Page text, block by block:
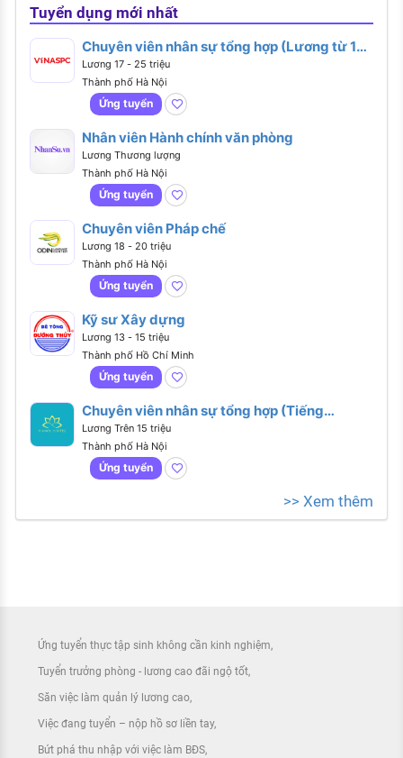
Tuyển dụng mới nhất
Chuyên viên nhân sự tổng hợp (Lương từ 17 -
25 triệu)
Lương 17 - 25 triệu
Thành phố Hà Nội
Ứng tuyển
Nhân viên Hành chính văn phòng
Lương Thương lượng
Thành phố Hà Nội
Ứng tuyển
Chuyên viên Pháp chế
Lương 18 - 20 triệu
Thành phố Hà Nội
Ứng tuyển
Kỹ sư Xây dựng
Lương 13 - 15 triệu
Thành phố Hồ Chí Minh
Ứng tuyển
Chuyên viên nhân sự tổng hợp (Tiếng
Anh giao tiếp)
Lương Trên 15 triệu
Thành phố Hà Nội
Ứng tuyển
>> Xem thêm
Ứng tuyển thực tập sinh không cần kinh nghiệm
Tuyển trưởng phòng - lương cao đãi ngộ tốt
Săn việc làm quản lý lương cao
Việc đang tuyển – nộp hồ sơ liền tay
Bứt phá thu nhập với việc làm BĐS